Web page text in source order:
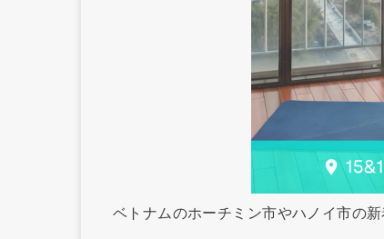
ベトナムのホーチミン市やハノイ市の新